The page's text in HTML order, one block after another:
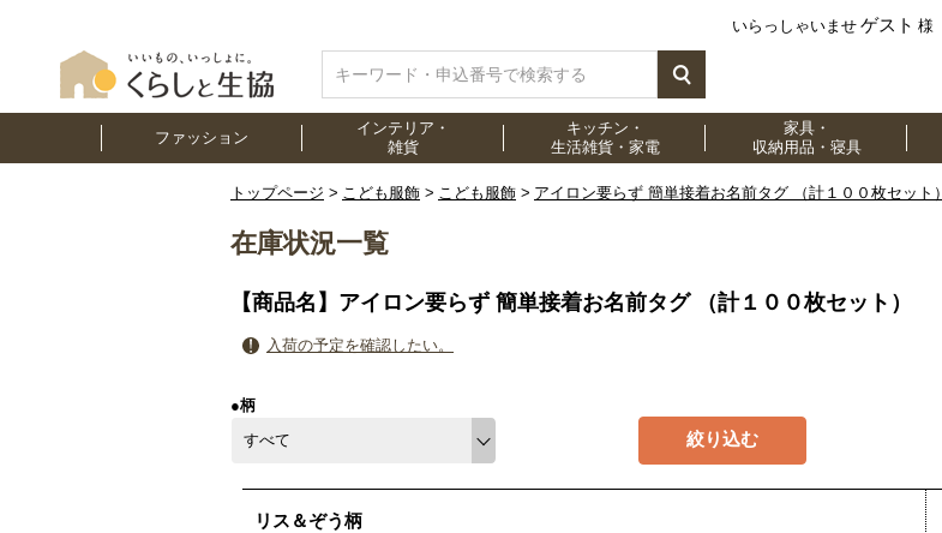
いらっしゃいませ ゲスト 様
ファッション
インテリア・
雑貨
キッチン・
生活雑貨・家電
家具・
収納用品・寝具
トップページ こども服飾 こども服飾 アイロン要らず 簡単接着お名前タグ （計１００枚セット）
在庫状況一覧
【商品名】アイロン要らず 簡単接着お名前タグ （計１００枚セット）
入荷の予定を確認したい。
●柄
絞り込む
リス＆ぞう柄